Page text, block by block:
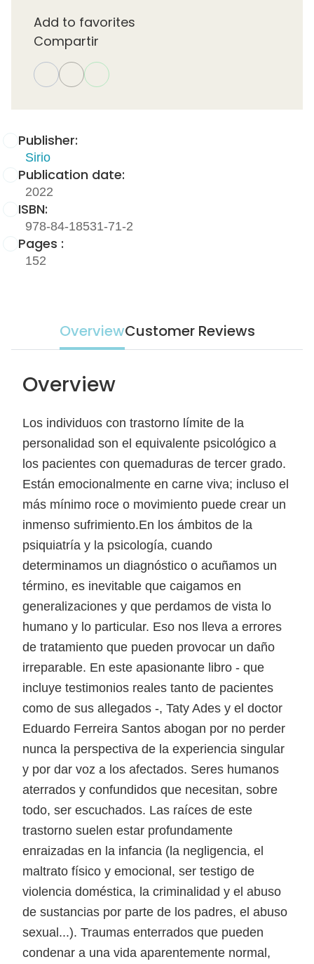
Publisher:
Sirio
Publication date:
2022
ISBN:
978-84-18531-71-2
Pages :
152
Add to favorites
Compartir
OverviewCustomer Reviews
Overview
Los individuos con trastorno límite de la
personalidad son el equivalente psicológico a
los pacientes con quemaduras de tercer grado.
Están emocionalmente en carne viva; incluso el
más mínimo roce o movimiento puede crear un
inmenso sufrimiento.En los ámbitos de la
psiquiatría y la psicología, cuando
determinamos un diagnóstico o acuñamos un
término, es inevitable que caigamos en
generalizaciones y que perdamos de vista lo
humano y lo particular. Eso nos lleva a errores
de tratamiento que pueden provocar un daño
irreparable. En este apasionante libro - que
incluye testimonios reales tanto de pacientes
como de sus allegados -, Taty Ades y el doctor
Eduardo Ferreira Santos abogan por no perder
nunca la perspectiva de la experiencia singular
y por dar voz a los afectados. Seres humanos
aterrados y confundidos que necesitan, sobre
todo, ser escuchados. Las raíces de este
trastorno suelen estar profundamente
enraizadas en la infancia (la negligencia, el
maltrato físico y emocional, ser testigo de
violencia doméstica, la criminalidad y el abuso
de sustancias por parte de los padres, el abuso
sexual...). Traumas enterrados que pueden
condenar a una vida aparentemente normal,